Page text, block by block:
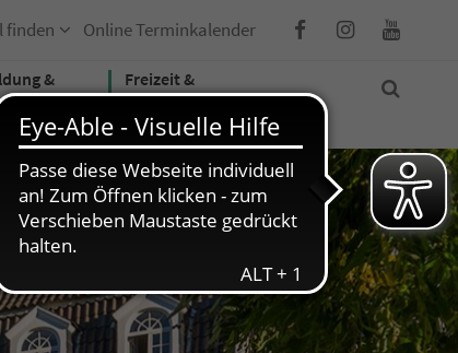
finden Online Terminkalender
&
Freizeit &